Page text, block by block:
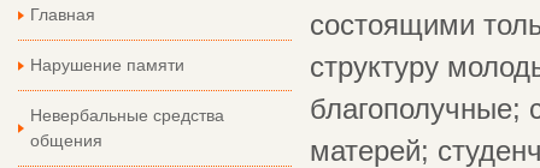
Главная
Нарушение памяти
Невербальные средства
общения
состоящими
структуру
благополучные;
матерей;